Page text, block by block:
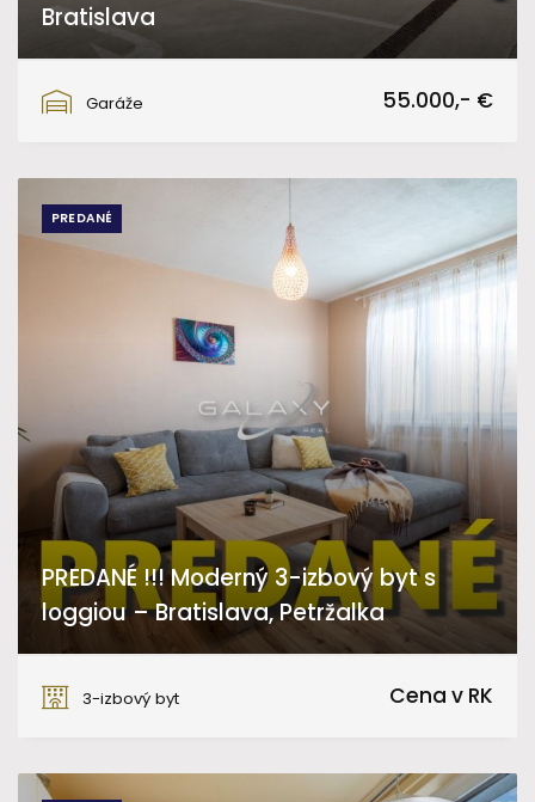
Bratislava
Garáže
55.000,- €
PREDANÉ
PREDANÉ !!! Moderný 3-izbový byt s
loggiou – Bratislava, Petržalka
3-izbový byt
Cena v RK